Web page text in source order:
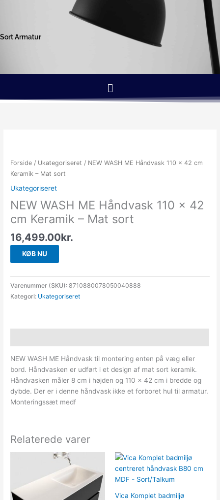
Sort Armatur
Menu
Forside / Ukategoriseret / NEW WASH ME Håndvask 110 x 42 cm
Keramik – Mat sort
Ukategoriseret
NEW WASH ME Håndvask 110 x 42
cm Keramik – Mat sort
16,499.00kr.
KØB NU
Varenummer (SKU):8710880078050040888
Kategori: Ukategoriseret
NEW WASH ME Håndvask til montering enten på væg eller
bord. Håndvasken er udført i et design af mat sort keramik.
Håndvasken måler 8 cm i højden og 110 x 42 cm i bredde og
dybde. Der er i denne håndvask ikke et forboret hul til armatur.
Monteringssæt medf
Relaterede varer
Vica Komplet badmiljø